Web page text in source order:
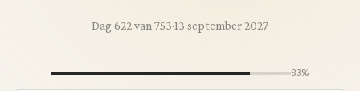
Dag 622 van 753·13 september 2027
83%